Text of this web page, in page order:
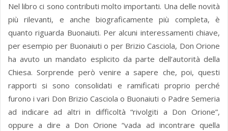
Nel libro ci sono contributi molto importanti. Una delle novità
più rilevanti, e anche biograficamente più completa, è
quanto riguarda Buonaiuti. Per alcuni interessamenti chiave,
per esempio per Buonaiuti o per Brizio Casciola, Don Orione
ha avuto un mandato esplicito da parte dell’autorità della
Chiesa. Sorprende però venire a sapere che, poi, questi
rapporti si sono consolidati e ramificati proprio perché
furono i vari Don Brizio Casciola o Buonaiuti o Padre Semeria
ad indicare ad altri in difficoltà “rivolgiti a Don Orione”,
oppure a dire a Don Orione “vada ad incontrare quella